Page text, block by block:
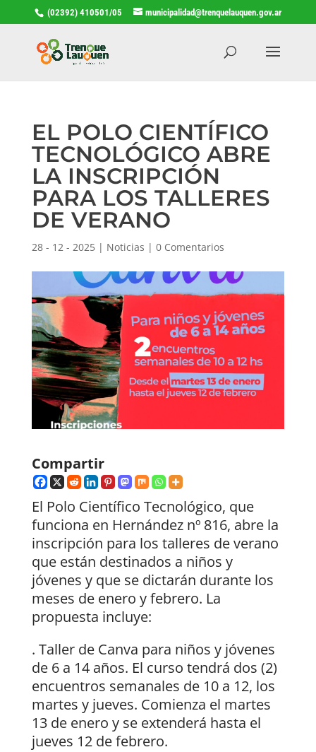
(02392) 410501/05 municipalidad@trenquelauquen.gov.ar
EL POLO CIENTÍFICO
TECNOLÓGICO ABRE
LA INSCRIPCIÓN
PARA LOS TALLERES
DE VERANO
28 - 12 - 2025| Noticias | 0 Comentarios
Compartir
El Polo Científico Tecnológico, que
funciona en Hernández nº 816, abre la
inscripción para los talleres de verano
que están destinados a niños y
jóvenes y que se dictarán durante los
meses de enero y febrero. La
propuesta incluye:
. Taller de Canva para niños y jóvenes
de 6 a 14 años. El curso tendrá dos (2)
encuentros semanales de 10 a 12, los
martes y jueves. Comienza el martes
13 de enero y se extenderá hasta el
jueves 12 de febrero.